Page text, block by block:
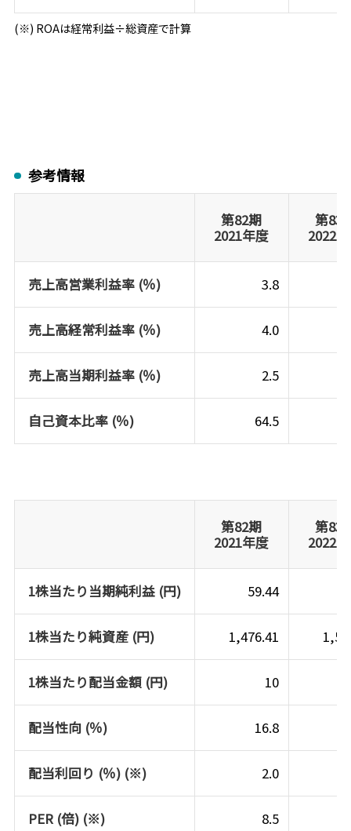
(※) ROAは経常利益÷総資産で計算
参考情報
第82期
2021年度
第83
2022
売上高営業利益率 (％) 3.8
売上高経常利益率 (％) 4.0
売上高当期利益率 (％) 2.5
自己資本比率 (％) 64.5
第82期
2021年度
第83
2022
1株当たり当期純利益 (円) 59.44
1株当たり純資産 (円) 1,476.41
1株当たり配当金額 (円) 10
配当性向 (％) 16.8
配当利回り (％) (※) 2.0
PER (倍) (※) 8.5